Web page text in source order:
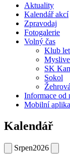
Aktuality
Kalendář akcí
Zpravodaj
Fotogalerie
Volný čas
Klub
SK
Sokol
Informace od
Mobilní
Kalendář
Srpen2026